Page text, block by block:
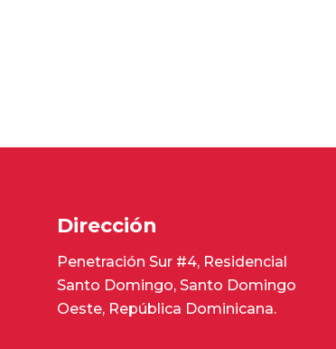
Dirección
Penetración Sur #4, Residencial
Santo Domingo, Santo Domingo
Oeste, República Dominicana.